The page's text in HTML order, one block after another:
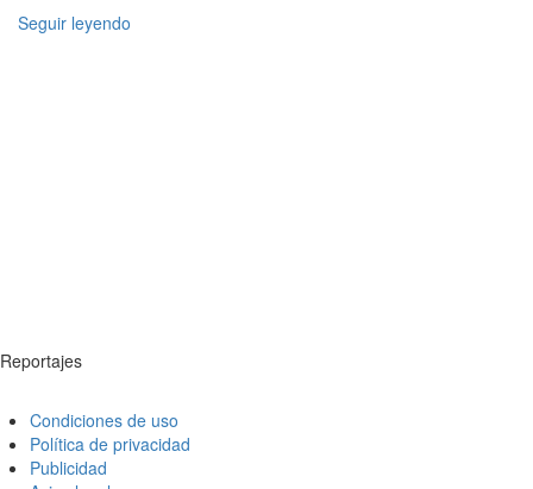
Seguir leyendo
Reportajes
Condiciones de uso
Política de privacidad
Publicidad